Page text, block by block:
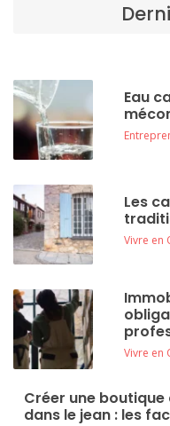
Eau
Les
Vivre en
Vivre en
Créer une
dans le jean : les